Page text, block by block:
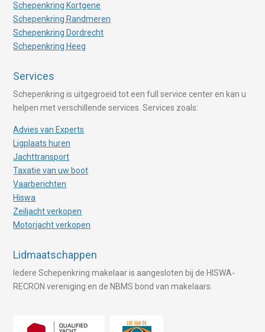
Schepenkring Kortgene
Schepenkring Randmeren
Schepenkring Dordrecht
Schepenkring Heeg
Services
Schepenkring is uitgegroeid tot een full service center en kan u
helpen met verschillende services. Services zoals:
Advies van Experts
Ligplaats huren
Jachttransport
Taxatie van uw boot
Vaarberichten
Hiswa
Zeiljacht verkopen
Motorjacht verkopen
Lidmaatschappen
Iedere Schepenkring makelaar is aangesloten bij de HISWA-
RECRON vereniging en de NBMS bond van makelaars.